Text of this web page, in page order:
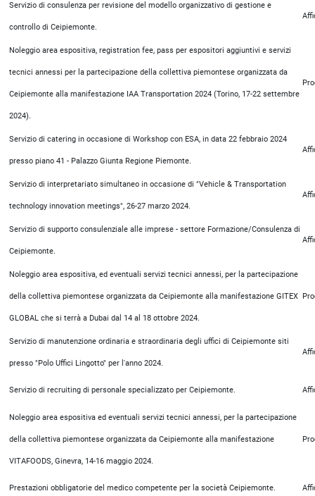
Servizio di consulenza per revisione del modello organizzativo di gestione e
controllo di Ceipiemonte.
Noleggio area espositiva, registration fee, pass per espositori aggiuntivi e servizi
tecnici annessi per la partecipazione della collettiva piemontese organizzata da
Ceipiemonte alla manifestazione IAA Transportation 2024 (Torino, 17-22 settembre
2024).
Servizio di catering in occasione di Workshop con ESA, in data 22 febbraio 2024
presso piano 41 - Palazzo Giunta Regione Piemonte.
Servizio di interpretariato simultaneo in occasione di "Vehicle & Transportation
technology innovation meetings", 26-27 marzo 2024.
Servizio di supporto consulenziale alle imprese - settore Formazione/Consulenza di
Ceipiemonte.
Noleggio area espositiva, ed eventuali servizi tecnici annessi, per la partecipazione
della collettiva piemontese organizzata da Ceipiemonte alla manifestazione GITEX
GLOBAL che si terrà a Dubai dal 14 al 18 ottobre 2024.
Servizio di manutenzione ordinaria e straordinaria degli uffici di Ceipiemonte siti
presso "Polo Uffici Lingotto" per l'anno 2024.
Servizio di recruiting di personale specializzato per Ceipiemonte.
Noleggio area espositiva ed eventuali servizi tecnici annessi, per la partecipazione
della collettiva piemontese organizzata da Ceipiemonte alla manifestazione
VITAFOODS, Ginevra, 14-16 maggio 2024.
Prestazioni obbligatorie del medico competente per la società Ceipiemonte.